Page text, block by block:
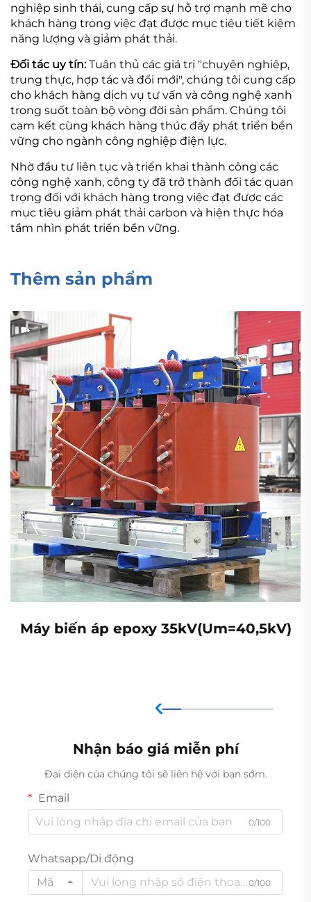
nghiệp sinh thái, cung cấp sự hỗ trợ mạnh mẽ cho
khách hàng trong việc đạt được mục tiêu tiết kiệm
năng lượng và giảm phát thải.
Đối tác uy tín:Tuân thủ các giá trị "chuyên nghiệp,
trung thực, hợp tác và đổi mới", chúng tôi cung cấp
cho khách hàng dịch vụ tư vấn và công nghệ xanh
trong suốt toàn bộ vòng đời sản phẩm. Chúng tôi
cam kết cùng khách hàng thúc đẩy phát triển bền
vững cho ngành công nghiệp điện lực.
Nhờ đầu tư liên tục và triển khai thành công các
công nghệ xanh, công ty đã trở thành đối tác quan
trọng đối với khách hàng trong việc đạt được các
mục tiêu giảm phát thải carbon và hiện thực hóa
tầm nhìn phát triển bền vững.
Thêm sản phẩm
Máy biến áp epoxy 35kV(Um=40,5kV)
Nhận báo giá miễn phí
Đại diện của chúng tôi sẽ liên hệ với bạn sớm.
Email
0/100
Whatsapp/Di động
Mã
0/100